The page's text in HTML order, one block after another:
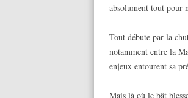
absolument tout pour
Tout débute par la
notamment entre la
enjeux entourent sa
Mais là où le bât